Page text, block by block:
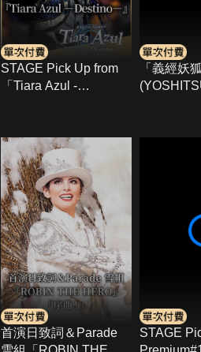
STAGE Pick Up from
「Tiara Azul -
「義經妖
首演日致詞＆Parade
STAGE